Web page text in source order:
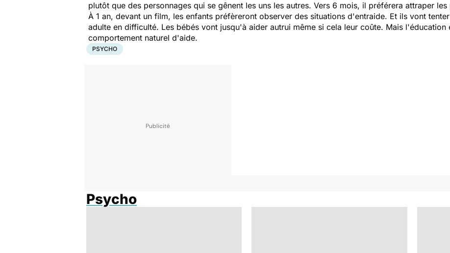
plutôt que des personnages qui se gênent les uns les autres. Vers 6 mois, il préférera attraper
À 1 an, devant un film, les enfants préfèreront observer des situations d'entraide. Et ils vont
adulte en difficulté. Les bébés vont jusqu'à aider autrui même si cela leur coûte. Mais
comportement naturel d'aide.
PSYCHO
Psycho